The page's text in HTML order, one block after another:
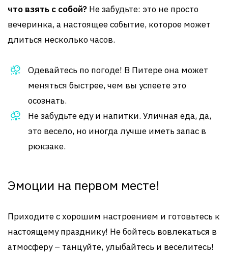
что взять с собой? Не забудьте: это не просто
вечеринка, а настоящее событие, которое может
длиться несколько часов.
Одевайтесь по погоде! В Питере она может
меняться быстрее, чем вы успеете это
осознать.
Не забудьте еду и напитки. Уличная еда, да,
это весело, но иногда лучше иметь запас в
рюкзаке.
Эмоции на первом месте!
Приходите с хорошим настроением и готовьтесь к
настоящему празднику! Не бойтесь вовлекаться в
атмосферу – танцуйте, улыбайтесь и веселитесь!